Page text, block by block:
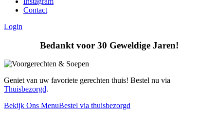
Contact
Login
Bedankt voor 30 Geweldige Jaren!
Geniet van uw favoriete gerechten thuis! Bestel nu via
Thuisbezorgd.
Bekijk Ons MenuBestel via thuisbezorgd